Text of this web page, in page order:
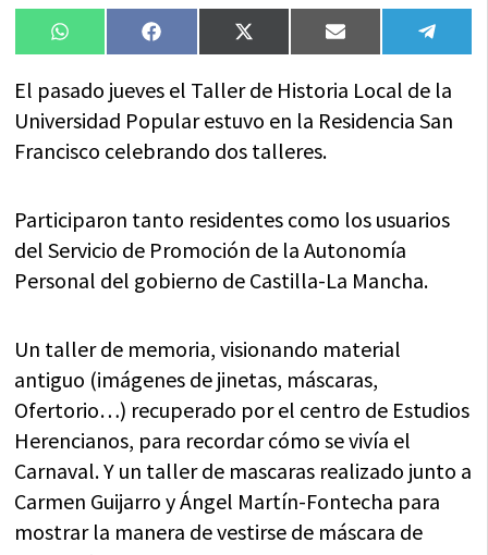
Compartir
en
WhatsAppCompartir
en
FacebookCompartir
en
X
(Twitter)
Compartir
en
Email
en
El pasado jueves el Taller de Historia Local de la
Universidad Popular estuvo en la Residencia San
Francisco celebrando dos talleres.
Participaron tanto residentes como los usuarios
del Servicio de Promoción de la Autonomía
Personal del gobierno de Castilla-La Mancha.
Un taller de memoria, visionando material
antiguo (imágenes de jinetas, máscaras,
Ofertorio…) recuperado por el centro de Estudios
Herencianos, para recordar cómo se vivía el
Carnaval. Y un taller de mascaras realizado junto a
Carmen Guijarro y Ángel Martín-Fontecha para
mostrar la manera de vestirse de máscara de